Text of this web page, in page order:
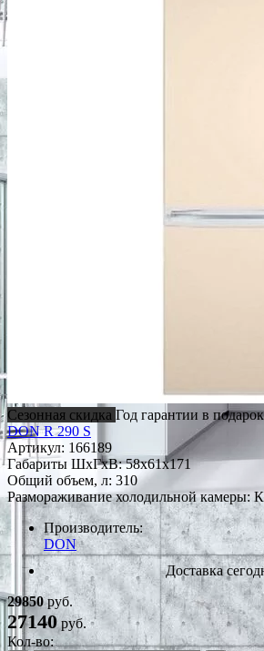
Сезонная скидка Год гарантии в
DON R 290 S
Артикул: 166189
Габариты ШxГxВ: 58x61x171
Общий объем, л: 310
Размораживание холодильной камеры:
Производитель:
DON
Доставка
29850руб.
27140руб.
Кол-во: